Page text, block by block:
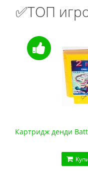
✅ТОП
Картридж денди